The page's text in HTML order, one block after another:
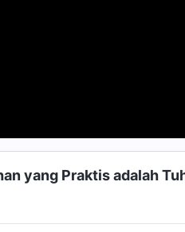
yang Praktis adalah